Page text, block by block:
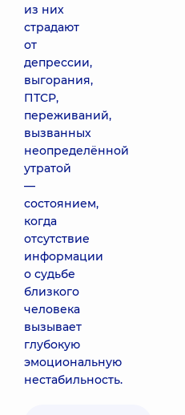
из них
страдают
от
депрессии,
выгорания,
ПТСР,
переживаний,
вызванных
неопределённой
утратой
—
состоянием,
когда
отсутствие
информации
о судьбе
близкого
человека
вызывает
глубокую
эмоциональную
нестабильность.